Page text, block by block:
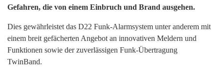
Gefahren, die von einem Einbruch und Brand ausgehen.
Dies gewährleistet das D22 Funk-Alarmsystem unter anderem mit
einem breit gefächerten Angebot an innovativen Meldern und
Funktionen sowie der zuverlässigen Funk-Übertragung
TwinBand.